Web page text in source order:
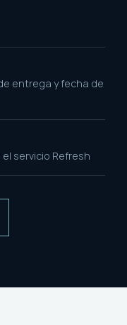
entrega y fecha de
servicio Refresh